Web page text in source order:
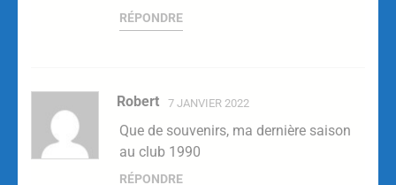
RÉPONDRE
Robert 7 JANVIER 2022
Que de souvenirs, ma dernière saison
au club 1990
RÉPONDRE